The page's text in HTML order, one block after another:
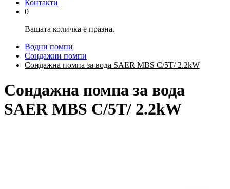
Контакти
0
Вашата количка е празна.
Водни помпи
Сондажни помпи
Сондажна помпа за вода SAER MBS C/5T/ 2.2kW
Сондажна помпа за вода
SAER MBS C/5T/ 2.2kW